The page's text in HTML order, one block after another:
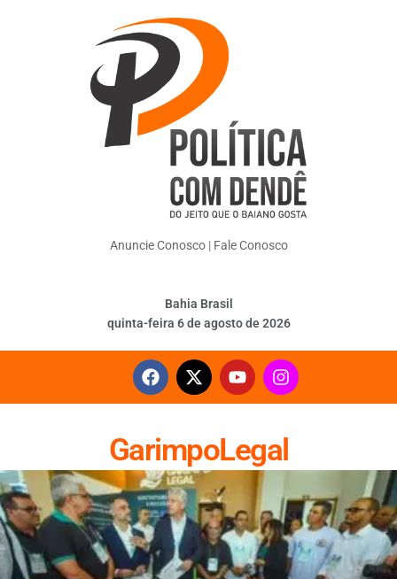
Anuncie Conosco| Fale Conosco
Bahia Brasil
quinta-feira 6 de agosto de 2026
GarimpoLegal